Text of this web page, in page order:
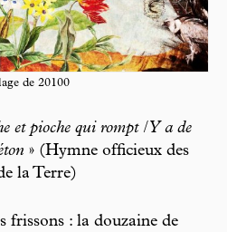
de 20100
et pioche qui rompt / Y a de
» (Hymne officieux des
la Terre)
frissons : la douzaine de